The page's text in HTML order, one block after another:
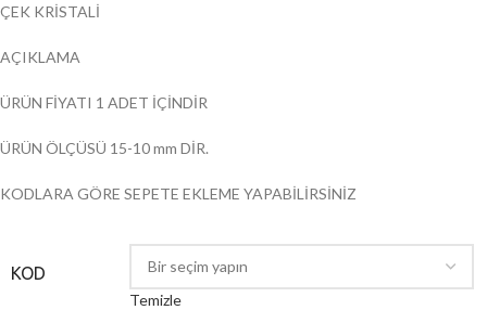
ÇEK KRİSTALİ
AÇIKLAMA
ÜRÜN FİYATI 1 ADET İÇİNDİR
ÜRÜN ÖLÇÜSÜ 15-10 mm DİR.
KODLARA GÖRE SEPETE EKLEME YAPABİLİRSİNİZ
KOD
Temizle